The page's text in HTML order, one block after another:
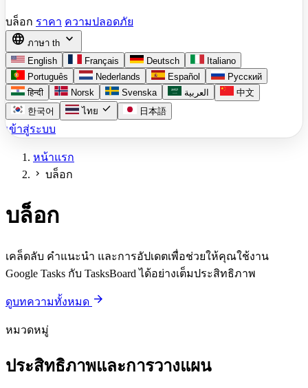
บล็อก ราคา ความปลอดภัย
language ภาษา th expand_more
English Français Deutsch
Italiano
Português
Nederlands Español
Русский
हिन्दी
Norsk Svenska العربية
中文
한국어
ไทย check 日本語
เข้าสู่ระบบ
หน้าแรก
chevron_right บล็อก
บล็อก
เคล็ดลับ คำแนะนำ และการอัปเดตเพื่อช่วยให้คุณใช้งาน
Google Tasks กับ TasksBoard ได้อย่างเต็มประสิทธิภาพ
ดูบทความทั้งหมด arrow_forward
หมวดหมู่
ประสิทธิภาพและการวางแผน